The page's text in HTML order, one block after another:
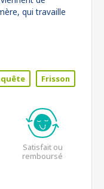
qui travaille
Frisson
Satisfait ou
remboursé